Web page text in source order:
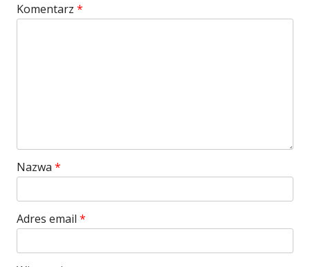
Komentarz *
Nazwa *
Adres email *